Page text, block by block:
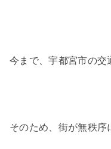
今まで、宇都宮市の交
そのため、街が無秩序